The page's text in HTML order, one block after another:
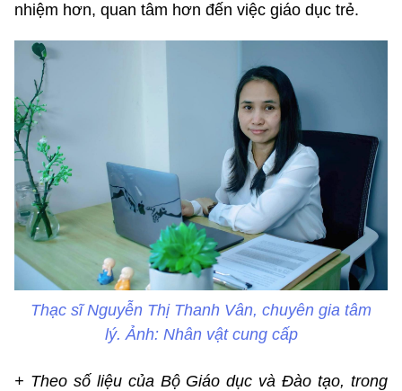
nhiệm hơn, quan tâm hơn đến việc giáo dục trẻ.
Thạc sĩ Nguyễn Thị Thanh Vân, chuyên gia tâm
lý. Ảnh: Nhân vật cung cấp
+ Theo số liệu của Bộ Giáo dục và Đào tạo, trong